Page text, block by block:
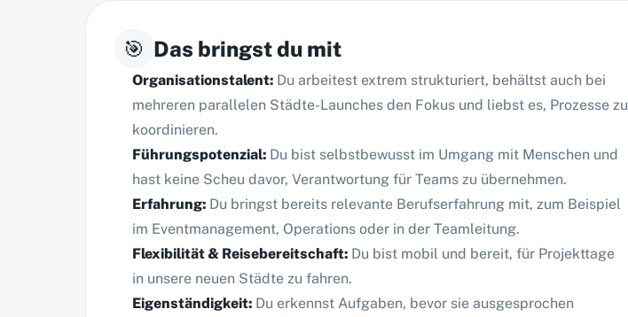
🎯 Das bringst du mit
Organisationstalent: Du arbeitest extrem strukturiert, behältst auch bei
mehreren parallelen Städte-Launches den Fokus und liebst es, Prozesse zu
koordinieren.
Führungspotenzial: Du bist selbstbewusst im Umgang mit Menschen und
hast keine Scheu davor, Verantwortung für Teams zu übernehmen.
Erfahrung: Du bringst bereits relevante Berufserfahrung mit, zum Beispiel
im Eventmanagement, Operations oder in der Teamleitung.
Flexibilität & Reisebereitschaft: Du bist mobil und bereit, für Projekttage
in unsere neuen Städte zu fahren.
Eigenständigkeit: Du erkennst Aufgaben, bevor sie ausgesprochen